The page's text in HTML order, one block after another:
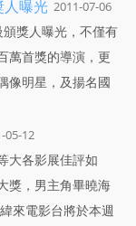
人曝光 2011-07-06
獎人曝光，不僅有
萬首獎的導演，更
像明星，及揚名國
05-12
大各影展佳評如
獎，男主角畢曉海
來電影台將於本週